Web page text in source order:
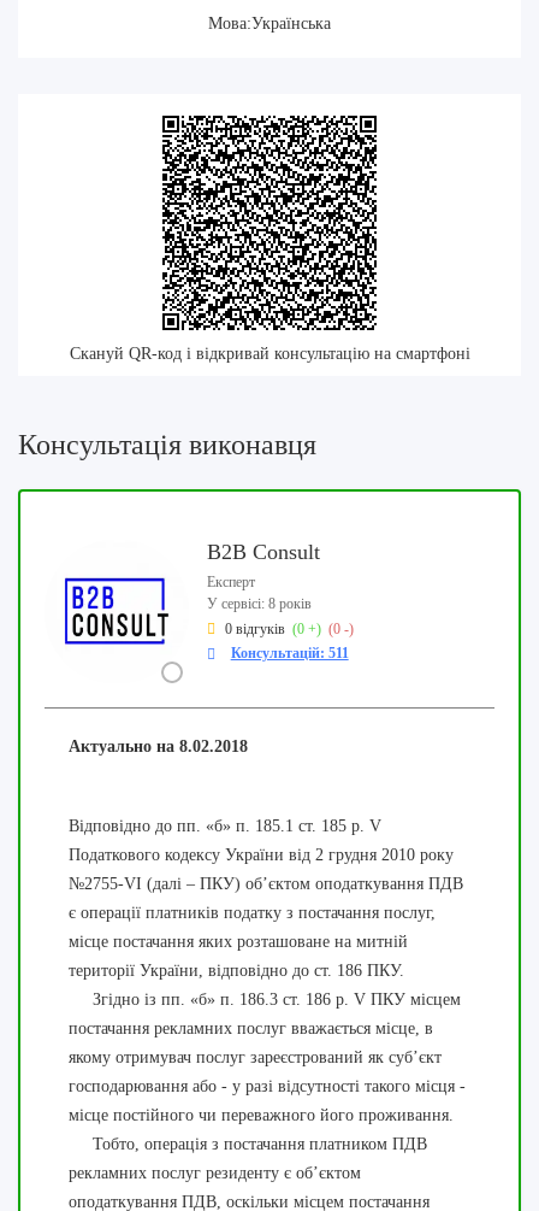
Мова:Українська
Скануй QR-код і відкривай консультацію на смартфоні
Консультація виконавця
B2B Consult
Експерт
У сервісі: 8 років
0 відгуків (0 +) (0 -)
Консультацій: 511
Актуально на 8.02.2018
Відповідно до пп. «б» п. 185.1 ст. 185 р. V
Податкового кодексу України від 2 грудня 2010 року
№2755-VI (далі – ПКУ) об’єктом оподаткування ПДВ
є операції платників податку з постачання послуг,
місце постачання яких розташоване на митній
території України, відповідно до ст. 186 ПКУ.
Згідно із пп. «б» п. 186.3 ст. 186 р. V ПКУ місцем
постачання рекламних послуг вважається місце, в
якому отримувач послуг зареєстрований як суб’єкт
господарювання або - у разі відсутності такого місця -
місце постійного чи переважного його проживання.
Тобто, операція з постачання платником ПДВ
рекламних послуг резиденту є об’єктом
оподаткування ПДВ, оскільки місцем постачання